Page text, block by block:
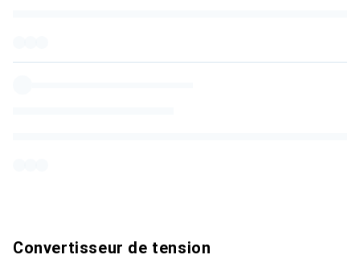
Convertisseur de tension